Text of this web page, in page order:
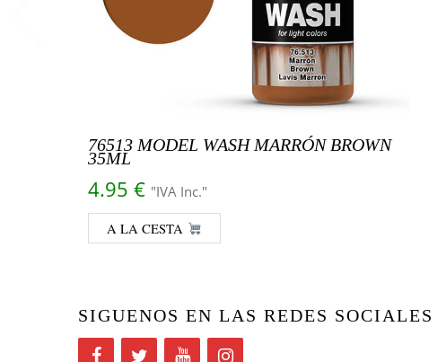
76513 MODEL WASH MARRÓN BROWN
35ML
4.95 € "IVA Inc."
A LA CESTA
SIGUENOS EN LAS REDES SOCIALES